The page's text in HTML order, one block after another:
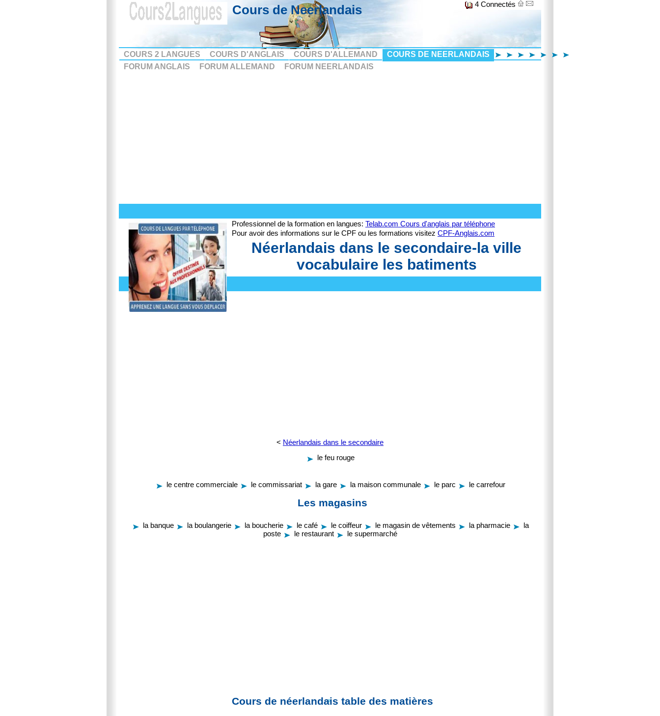
Cours de Neerlandais 4 Connectés
COURS 2 LANGUES COURS D'ANGLAIS COURS D'ALLEMAND
COURS DE NEERLANDAIS
FORUM ANGLAIS
FORUM ALLEMAND FORUM NEERLANDAIS
Professionnel de la formation en langues: Telab.com Cours d'anglais par téléphone
Pour avoir des informations sur le CPF ou les formations visitez CPF-Anglais.com
Néerlandais dans le secondaire-la ville
vocabulaire les batiments
< Néerlandais dans le secondaire
le feu rouge
le centre commerciale le commissariat la gare la maison communale le parc le carrefour
Les magasins
la banque la boulangerie la boucherie le café le coiffeur le magasin de vêtements la pharmacie
la
poste
le restaurant le supermarché
Cours de néerlandais table des matières